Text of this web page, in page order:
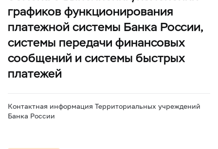
графиков функционирования
платежной системы Банка России,
системы передачи финансовых
сообщений и системы быстрых
платежей
Контактная информация Территориальных учреждений
Банка России